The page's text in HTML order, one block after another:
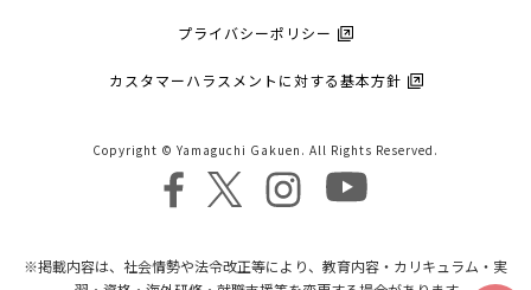
プライバシーポリシー
カスタマーハラスメントに対する基本方針
Copyright © Yamaguchi Gakuen. All Rights Reserved.
※掲載内容は、社会情勢や法令改正等により、教育内容・カリキュラム・実